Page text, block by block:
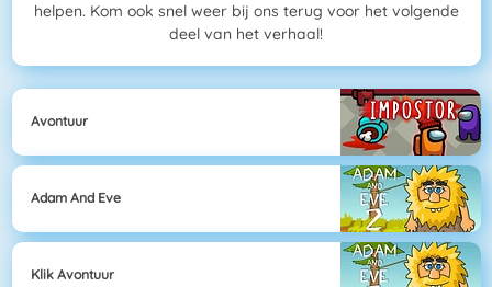
helpen. Kom ook snel weer bij ons terug voor het volgende
deel van het verhaal!
Avontuur
Adam And Eve
Klik Avontuur